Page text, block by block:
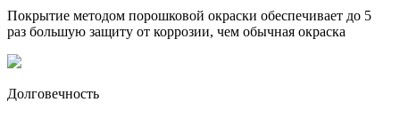
Покрытие методом порошковой окраски обеспечивает до 5
раз большую защиту от коррозии, чем обычная окраска
Долговечность